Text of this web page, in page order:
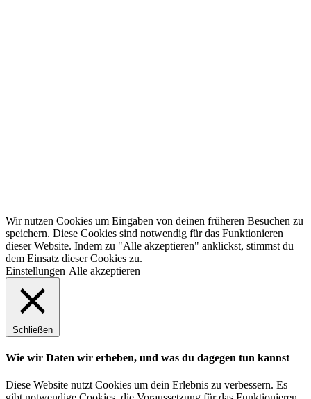
Wir nutzen Cookies um Eingaben von deinen früheren Besuchen zu
speichern. Diese Cookies sind notwendig für das Funktionieren
dieser Website. Indem zu "Alle akzeptieren" anklickst, stimmst du
dem Einsatz dieser Cookies zu.
Einstellungen Alle akzeptieren
Schließen
Wie wir Daten wir erheben, und was du dagegen tun kannst
Diese Website nutzt Cookies um dein Erlebnis zu verbessern. Es